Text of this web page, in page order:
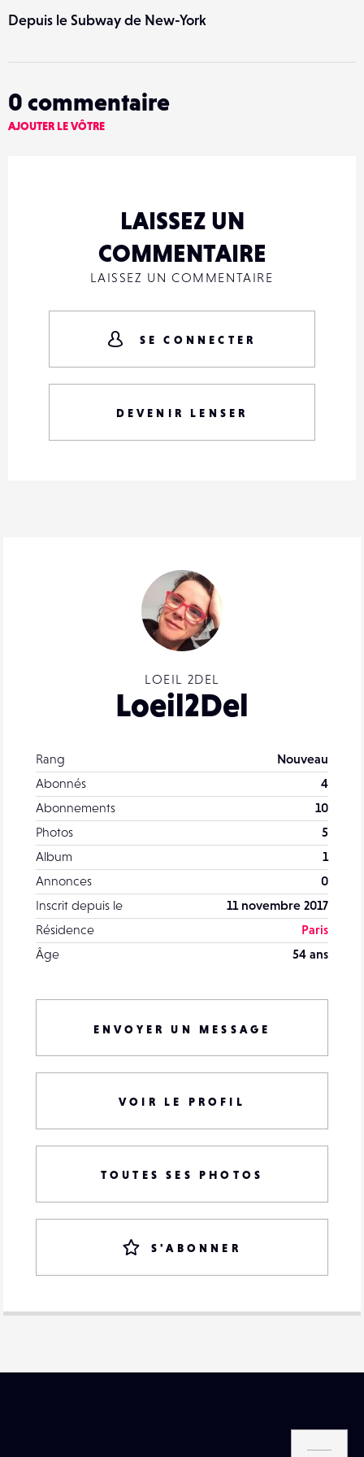
LOEIL 2DEL
Loeil2Del
Rang
Nouveau
Abonnés
4
Abonnements
10
Photos
5
Album
1
Annonces
0
Inscrit depuis le
11 novembre 2017
Résidence
Paris
Âge
54 ans
ENVOYER UN MESSAGE
VOIR LE PROFIL
TOUTES SES PHOTOS
S'ABONNER
Depuis le Subway de New-York
0 commentaire
AJOUTER LE VÔTRE
LAISSEZ UN
COMMENTAIRE
LAISSEZ UN COMMENTAIRE
SE CONNECTER
DEVENIR LENSER